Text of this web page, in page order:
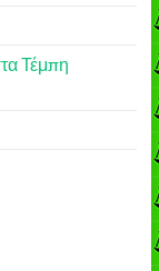
Τέμπη